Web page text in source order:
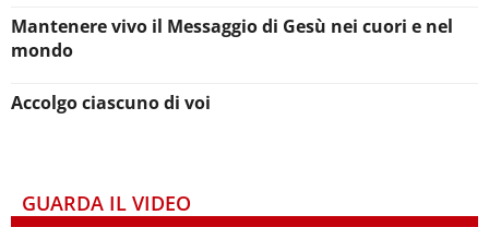
Mantenere vivo il Messaggio di Gesù nei cuori e nel
mondo
Accolgo ciascuno di voi
GUARDA IL VIDEO